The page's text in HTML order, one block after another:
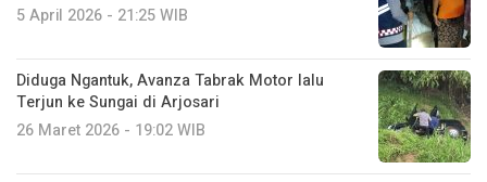
5 April 2026 - 21:25 WIB
Diduga Ngantuk, Avanza Tabrak Motor lalu
Terjun ke Sungai di Arjosari
26 Maret 2026 - 19:02 WIB